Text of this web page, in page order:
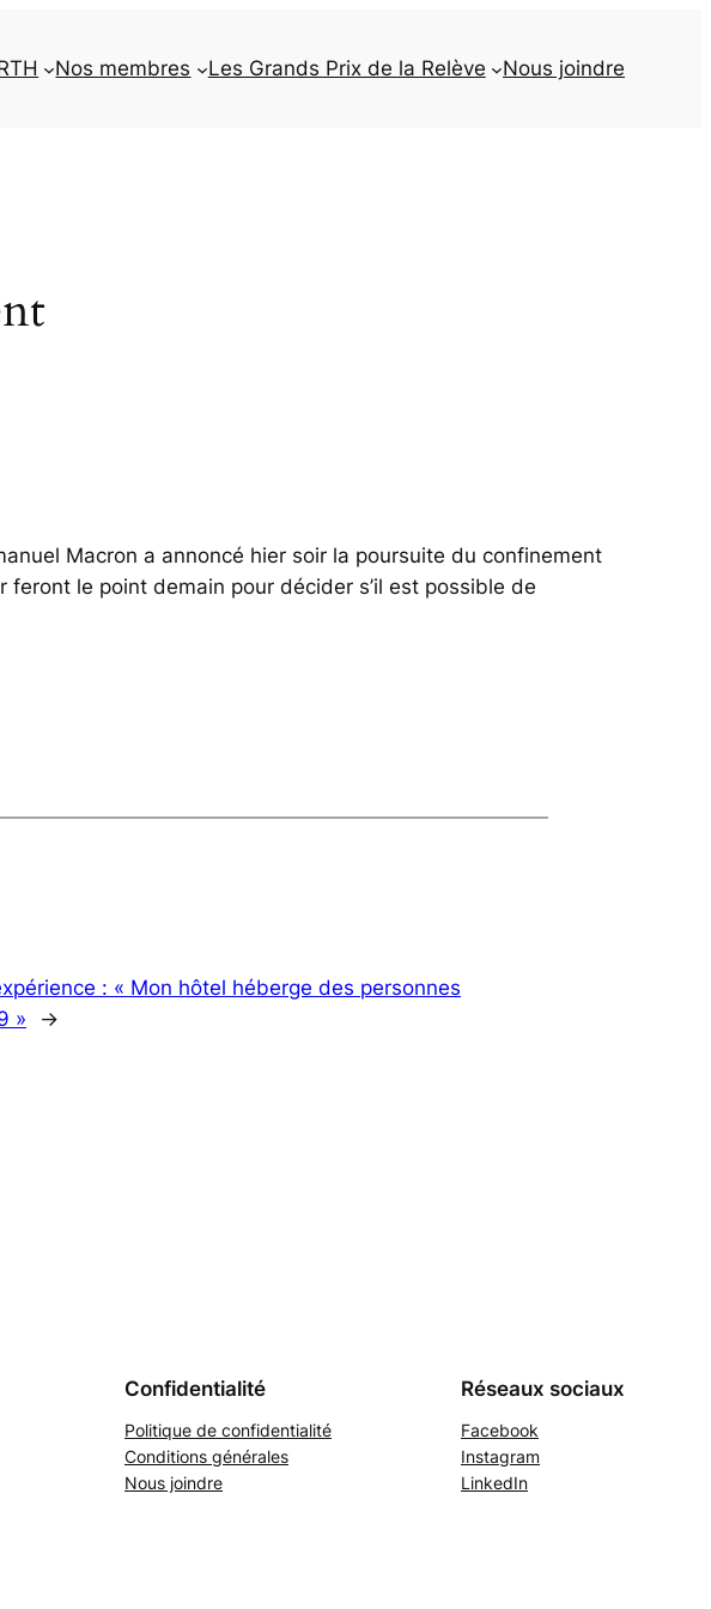
Nos membres Les Grands Prix de la Relève Nous joindre
Macron a annoncé hier soir la poursuite du confinement
feront le point demain pour décider s’il est possible de
: « Mon hôtel héberge des personnes
»
→
Confidentialité
Politique de confidentialité
Conditions générales
Nous joindre
Réseaux sociaux
Facebook
Instagram
LinkedIn